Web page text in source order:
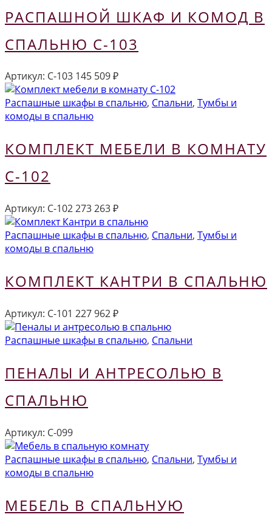
РАСПАШНОЙ ШКАФ И КОМОД В
СПАЛЬНЮ С-103
Артикул: С-103 145 509₽
Распашные шкафы в спальню, Спальни, Тумбы и
комоды в спальню
КОМПЛЕКТ МЕБЕЛИ В КОМНАТУ
С-102
Артикул: С-102273 263₽
Распашные шкафы в спальню, Спальни, Тумбы и
комоды в спальню
КОМПЛЕКТ КАНТРИ В СПАЛЬНЮ
Артикул: С-101 227 962₽
Распашные шкафы в спальню, Спальни
ПЕНАЛЫ И АНТРЕСОЛЬЮ В
СПАЛЬНЮ
Артикул: С-099
Распашные шкафы в спальню, Спальни, Тумбы и
комоды в спальню
МЕБЕЛЬ В СПАЛЬНУЮ